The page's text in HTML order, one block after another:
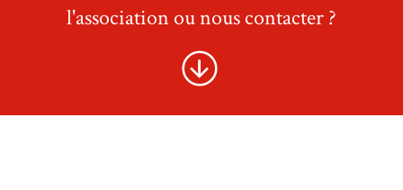
l'association ou nous contacter ?